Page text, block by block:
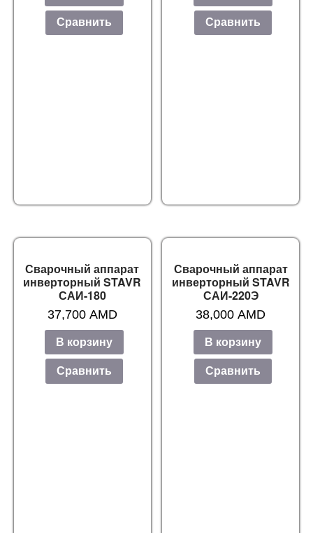
Сравнить Сравнить
Сварочный аппарат
инверторный STAVR
САИ-180
37,700 AMD
В корзину
Сравнить
Сварочный аппарат
инверторный STAVR
САИ-220Э
38,000AMD
В корзину
Сравнить